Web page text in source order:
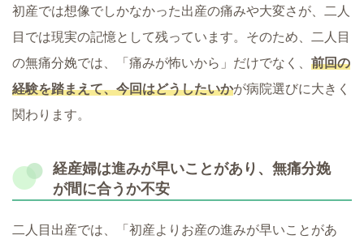
初産では想像でしかなかった出産の痛みや大変さが、二人
目では現実の記憶として残っています。そのため、二人目
の無痛分娩では、「痛みが怖いから」だけでなく、 前回の
経験を踏まえて、今回はどうしたいかが病院選びに大きく
関わります。
経産婦は進みが早いことがあり、無痛分娩
が間に合うか不安
二人目出産では、「初産よりお産の進みが早いことがあ